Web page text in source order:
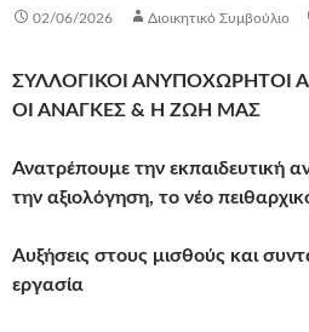
02/06/2026 Διοικητικό Συμβούλιο
ΣΥΛΛΟΓΙΚΟΙ ΑΝΥΠΟΧΩΡΗΤΟΙ
ΟΙ ΑΝΑΓΚΕΣ & Η ΖΩΗ ΜΑΣ
Ανατρέπουμε την
την αξιολόγηση, το νέο
Αυξήσεις στους μισθούς και
εργασία